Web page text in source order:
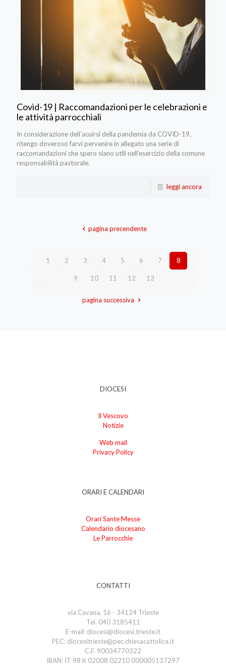
Covid-19 | Raccomandazioni per le celebrazioni e
le attività parrocchiali
In considerazione dell’acuirsi della pandemia da COVID-19,
ritengo doveroso farvi pervenire in allegato una serie di
raccomandazioni che spero siano utili nell’esercizio della comune
responsabilità pastorale.
leggi ancora
pagina precendente
1 2 3 4 5 6 7 8
9 10 11 12 13
pagina successiva
DIOCESI
Il Vescovo
Notizie
Web mail
Privacy Policy
ORARI E CALENDARI
Orari Sante Messe
Calendario diocesano
Le Parrocchie
CONTATTI
via Cavana, 16 - 34124 Trieste
Tel. 040 3185411
E-mail: diocesi@diocesi.trieste.it
PEC: diocesitrieste@pec.chiesacattolica.it
C.F. 90034770322
IBAN: IT 98 K 02008 02210 000005137297